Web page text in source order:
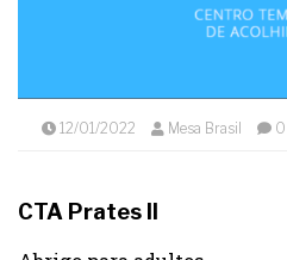
12/01/2022 Mesa Brasil
CTA Prates II